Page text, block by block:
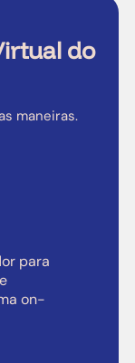
do
maneiras.
para
on-